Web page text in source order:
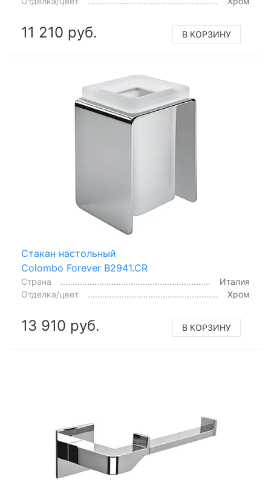
11 210 руб. В КОРЗИНУ
Стакан настольный
Colombo Forever B2941.CR
Страна
Италия
Отделка/цвет
Хром
13 910 руб. В КОРЗИНУ